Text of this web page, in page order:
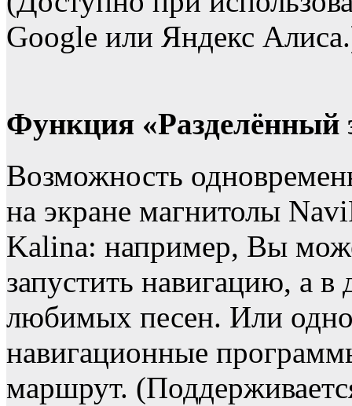
Google или Яндекс
Функция «Разделённый
Возможность
на экране магнитолы
Kalina: например, Вы
запустить навигацию, а
любимых песен. Или
навигационные
маршрут.